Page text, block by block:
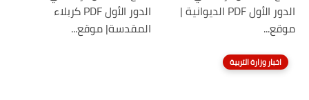
الدور الأول PDF الديوانية |
موقع...
الدور الأول PDF كربلاء
المقدسة| موقع...
اخبار وزارة التربية